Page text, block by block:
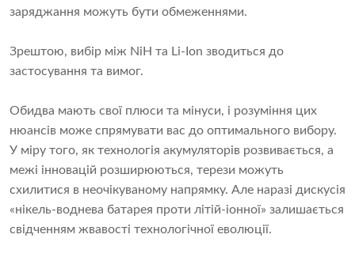
заряджання можуть бути обмеженнями.
Зрештою, вибір між NiH та Li-Ion зводиться до
застосування та вимог.
Обидва мають свої плюси та мінуси, і розуміння цих
нюансів може спрямувати вас до оптимального вибору.
У міру того, як технологія акумуляторів розвивається, а
межі інновацій розширюються, терези можуть
схилитися в неочікуваному напрямку. Але наразі дискусія
«нікель-воднева батарея проти літій-іонної» залишається
свідченням жвавості технологічної еволюції.